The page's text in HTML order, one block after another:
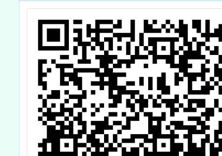
定測驗」